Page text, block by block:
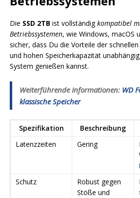
Die SSD 2TB ist vollständigkompatibel
Betriebssystemen, wie Windows, macOS
sicher, dass Du die Vorteile der
und hohen Speicherkapazität
System genießen kannst.
Weiterführende Informationen: WD
klassische Speicher
Spezifikation Beschreibung
Latenzzeiten
Gering
Schutz
Robust gegen
Stöße und